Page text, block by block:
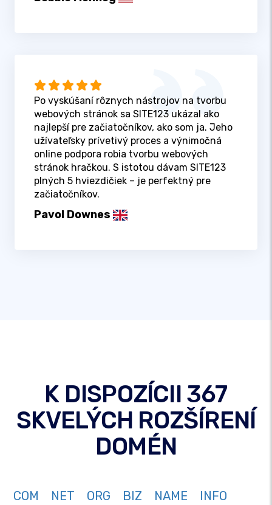
Po vyskúšaní rôznych nástrojov na tvorbu
webových stránok sa SITE123 ukázal ako
najlepší pre začiatočníkov, ako som ja. Jeho
užívateľsky prívetivý proces a výnimočná
online podpora robia tvorbu webových
stránok hračkou. S istotou dávam SITE123
plných 5 hviezdičiek – je perfektný pre
začiatočníkov.
Pavol Downes
K DISPOZÍCII 367
SKVELÝCH ROZŠÍRENÍ
DOMÉN
COM NET ORG BIZ NAME
INFO